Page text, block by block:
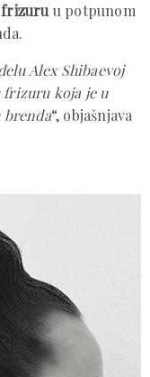
u potpunom
Alex Shibaevoj
koja je u
“, objašnjava